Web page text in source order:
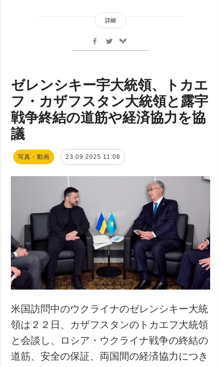
詳細
ゼレンシキー宇大統領、トカエ
フ・カザフスタン大統領と露宇
戦争終結の道筋や経済協力を協
議
写真・動画 23.09.2025 11:08
米国訪問中のウクライナのゼレンシキー大統
領は２２日、カザフスタンのトカエフ大統領
と会談し、ロシア・ウクライナ戦争の終結の
道筋、安全の保証、両国間の経済協力につき